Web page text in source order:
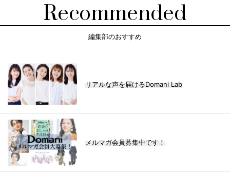
Recommended
編集部のおすすめ
リアルな声を届けるDomani Lab
メルマガ会員募集中です！